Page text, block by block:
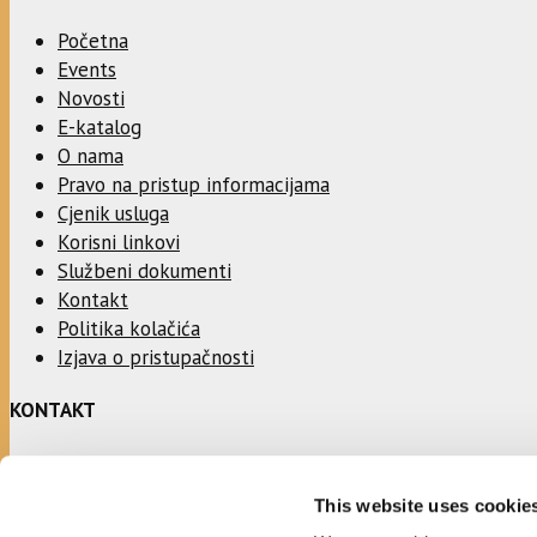
This website uses
Početna
Events
Novosti
E-katalog
O nama
Pravo na pristup informacijama
Cjenik usluga
Korisni linkovi
Službeni dokumenti
Kontakt
Politika kolačića
Izjava o pristupačnosti
KONTAKT